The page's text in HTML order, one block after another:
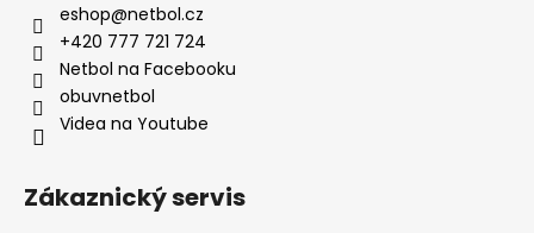
eshop@netbol.cz
+420 777 721 724
Netbol na Facebooku
obuvnetbol
Videa na Youtube
Zákaznický servis